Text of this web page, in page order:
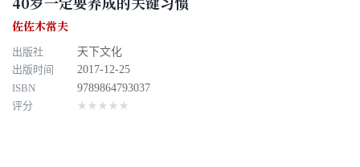
40岁一定要养成的关键习惯
佐佐木常夫
出版社
天下文化
出版时间
2017-12-25
ISBN
9789864793037
评分
★★★★★